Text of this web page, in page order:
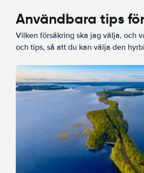
Användbara tips
Vilken försäkring ska jag välja, och
och tips, så att du kan välja den